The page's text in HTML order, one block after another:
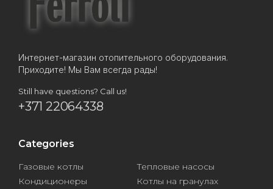
Интернет-магазин отопительного оборудования.
Приходите! Мы Вам всегда рады!
Still have questions? Call us!
+371 22064338
Categories
Газовые котлы
Тепловые насосы
Кондиционеры
Котлы на гранулах